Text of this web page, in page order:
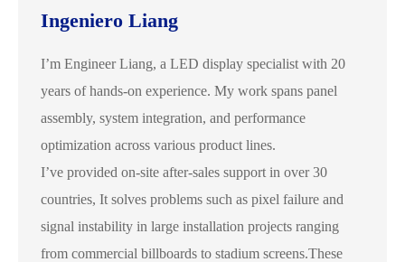
Ingeniero Liang
I’m Engineer Liang, a LED display specialist with 20
years of hands-on experience. My work spans panel
assembly, system integration, and performance
optimization across various product lines.
I’ve provided on-site after-sales support in over 30
countries, It solves problems such as pixel failure and
signal instability in large installation projects ranging
from commercial billboards to stadium screens.These